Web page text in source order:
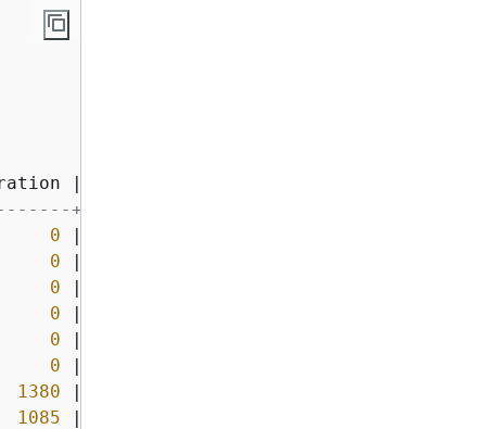
|
+---------
0 |
0 |
0 |
0 |
0 |
0 |
1380 |
1085 |